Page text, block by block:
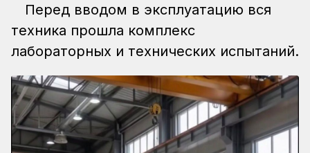
Перед вводом в эксплуатацию вся
техника прошла комплекс
лабораторных и технических испытаний.